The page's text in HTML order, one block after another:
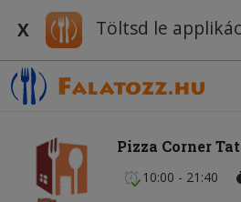
X Töltsd le
Pizza Corner
10:00 - 21:40